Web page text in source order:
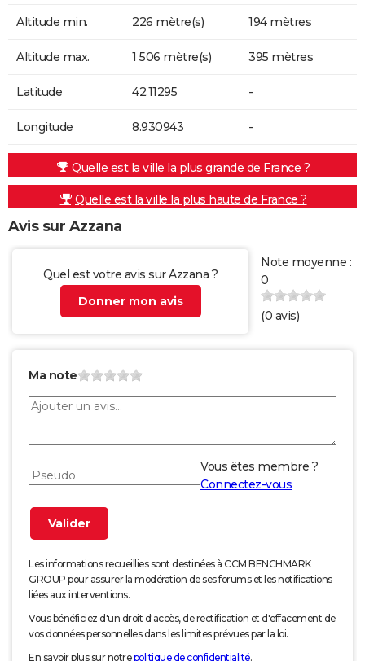
Altitude min. 226 mètre(s) 194 mètres
Altitude max. 1 506 mètre(s) 395 mètres
Latitude 42.11295 -
Longitude 8.930943 -
Quelle est la ville la plus grande de France ?
Quelle est la ville la plus haute de France ?
Avis sur Azzana
Quel est votre avis sur Azzana ?
Donner mon avis
Note moyenne :
0
(0 avis)
Ma note
Vous êtes membre ?
Connectez-vous
Les informations recueillies sont destinées à CCM BENCHMARK
GROUP pour assurer la modération de ses forums et les notifications
liées aux interventions.
Vous bénéficiez d'un droit d'accès, de rectification et d'effacement de
vos données personnelles dans les limites prévues par la loi.
En savoir plus sur notrepolitique de confidentialité.